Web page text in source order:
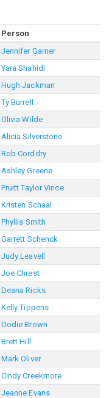
Person
Jennifer Garner
Yara Shahidi
Hugh Jackman
Ty Burrell
Olivia Wilde
Alicia Silverstone
Rob Corddry
Ashley Greene
Pruitt Taylor Vince
Kristen Schaal
Phyllis Smith
Garrett Schenck
Judy Leavell
Joe Chrest
Deana Ricks
Kelly Tippens
Dodie Brown
Brett Hill
Mark Oliver
Cindy Creekmore
Jeanne Evans